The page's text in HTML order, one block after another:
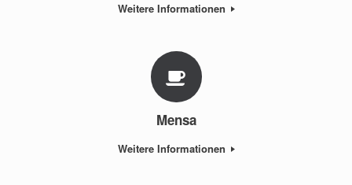
Weitere Informationen
Mensa
Weitere Informationen